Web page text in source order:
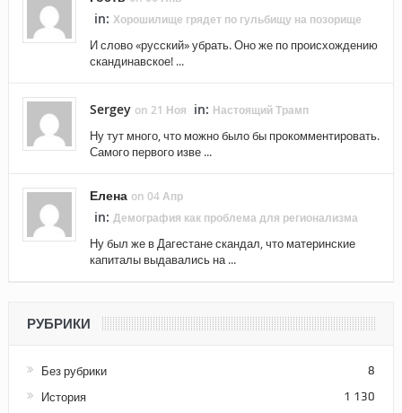
in: Хорошилище грядет по гульбищу на позорище
И слово «русский» убрать. Оно же по происхождению
скандинавское! ...
Sergey on 21 Ноя in: Настоящий Трамп
Ну тут много, что можно было бы прокомментировать.
Самого первого изве ...
Елена on 04 Апр
in: Демография как проблема для регионализма
Ну был же в Дагестане скандал, что материнские
капиталы выдавались на ...
РУБРИКИ
Без рубрики 8
История 1 130